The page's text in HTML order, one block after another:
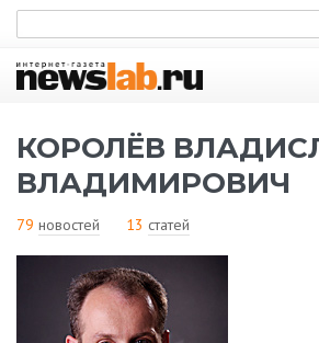
КОРОЛЁВ
ВЛАДИМИРОВИЧ
79 новостей 13 статей